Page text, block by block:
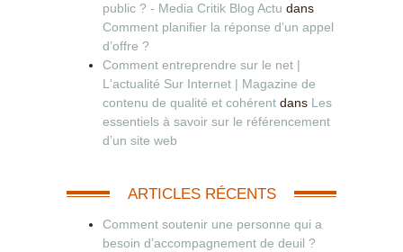
public ? - Media Critik Blog Actu dans
Comment planifier la réponse d’un appel
d’offre ?
Comment entreprendre sur le net |
L'actualité Sur Internet | Magazine de
contenu de qualité et cohérent dans Les
essentiels à savoir sur le référencement
d’un site web
ARTICLES RÉCENTS
Comment soutenir une personne qui a
besoin d’accompagnement de deuil ?